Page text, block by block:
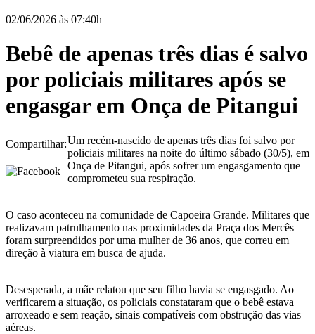
02/06/2026 às 07:40h
Bebê de apenas três dias é salvo
por policiais militares após se
engasgar em Onça de Pitangui
Compartilhar:Um recém-nascido de apenas três dias foi salvo por
policiais militares na noite do último sábado (30/5), em
Onça de Pitangui, após sofrer um engasgamento que
comprometeu sua respiração.
O caso aconteceu na comunidade de Capoeira Grande. Militares que
realizavam patrulhamento nas proximidades da Praça dos Mercês
foram surpreendidos por uma mulher de 36 anos, que correu em
direção à viatura em busca de ajuda.
Desesperada, a mãe relatou que seu filho havia se engasgado. Ao
verificarem a situação, os policiais constataram que o bebê estava
arroxeado e sem reação, sinais compatíveis com obstrução das vias
aéreas.